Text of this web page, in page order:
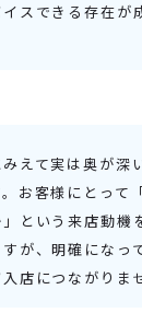
スできる存在が
えて実は奥が深
お客様にとって
という来店動機
が、明確になっ
店につながりま